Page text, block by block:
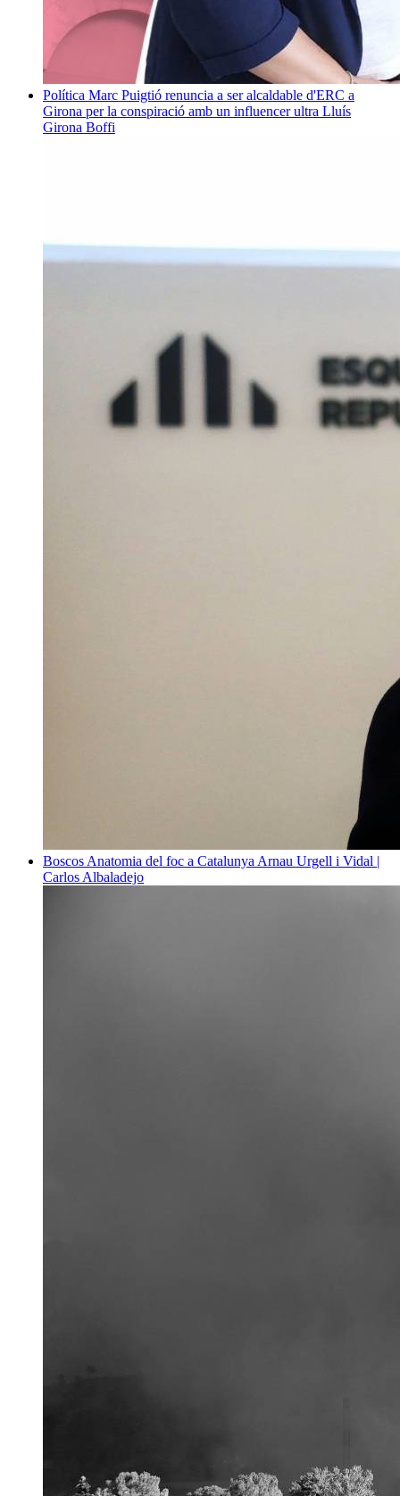
Política Marc Puigtió renuncia a ser alcaldable d'ERC a
Girona per la conspiració amb un influencer ultra Lluís
Girona Boffi
Boscos Anatomia del foc a Catalunya Arnau Urgell i Vidal |
Carlos Albaladejo